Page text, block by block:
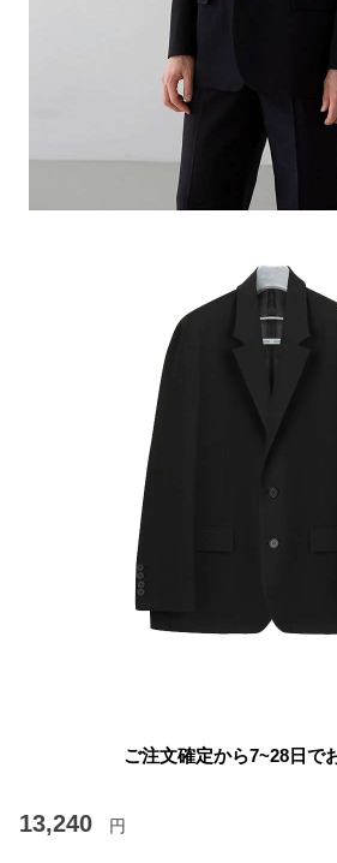
ご注文確定から7~28日で
13,240 円